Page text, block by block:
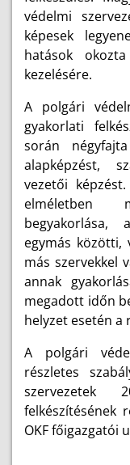
védelmi
képesek
hatások okozta
kezelésére.
A polgári
gyakorlati
során
alapképzést,
vezetői
elméletben
begyakorlása,
egymás közötti,
más szervekkel
annak
megadott időn
helyzet esetén a
A polgári
részletes
szervezetek
felkészítésének
OKF főigazgatói